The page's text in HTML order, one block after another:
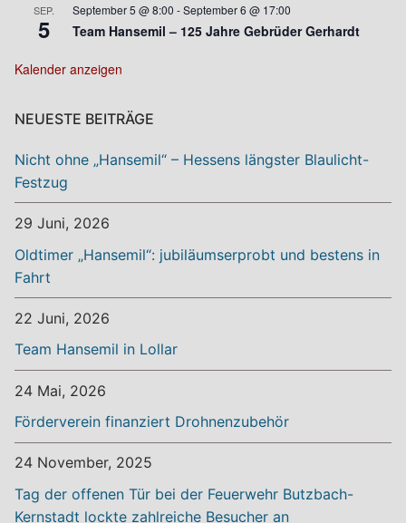
SEP.
5
September 5 @ 8:00 -September 6 @ 17:00
Team Hansemil – 125 Jahre Gebrüder Gerhardt
Kalender anzeigen
NEUESTE BEITRÄGE
Nicht ohne „Hansemil“ – Hessens längster Blaulicht-
Festzug
29 Juni, 2026
Oldtimer „Hansemil“: jubiläumserprobt und bestens in
Fahrt
22 Juni, 2026
Team Hansemil in Lollar
24 Mai, 2026
Förderverein finanziert Drohnenzubehör
24 November, 2025
Tag der offenen Tür bei der Feuerwehr Butzbach-
Kernstadt lockte zahlreiche Besucher an